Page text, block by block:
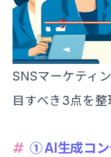
SNSマーケティ
目すべき3点を整
① AI生成コン